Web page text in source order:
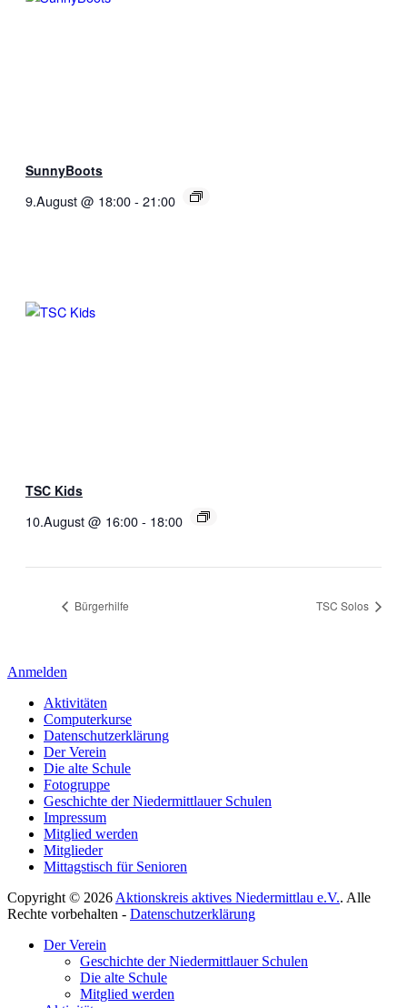
SunnyBoots
9.August @ 18:00- 21:00
TSC Kids
10.August @ 16:00- 18:00
Bürgerhilfe TSC Solos
Anmelden
Aktivitäten
Computerkurse
Datenschutzerklärung
Der Verein
Die alte Schule
Fotogruppe
Geschichte der Niedermittlauer Schulen
Impressum
Mitglied werden
Mitglieder
Mittagstisch für Senioren
Copyright © 2026 Aktionskreis aktives Niedermittlau e.V.. Alle
Rechte vorbehalten - Datenschutzerklärung
scrollenDer Verein
Geschichte der Niedermittlauer Schulen
Die alte Schule
Mitglied werden